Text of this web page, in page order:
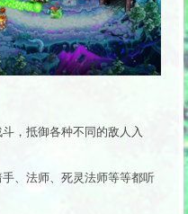
，抵御各种不同的敌人入
、法师、死灵法师等等都听